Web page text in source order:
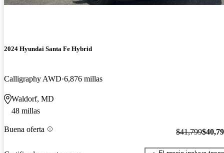
2024 Hyundai Santa Fe Hybrid
Calligraphy AWD 6,876 millas
Waldorf, MD
48 millas
Buena oferta $41,799